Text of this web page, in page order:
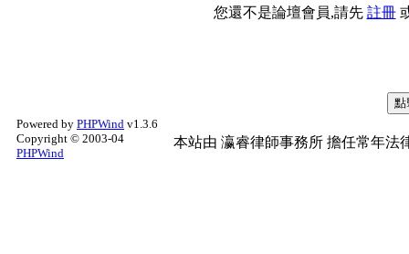
您還不是論壇會員,請先 註冊
Powered by PHPWind v1.3.6
Copyright © 2003-04
PHPWind
本站由 瀛睿律師事務所 擔任常年法